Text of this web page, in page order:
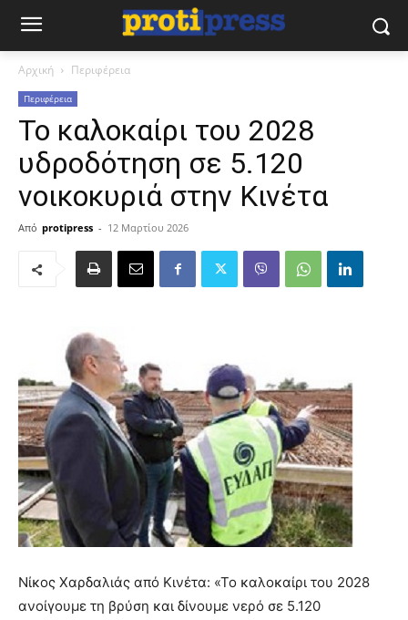
Αρχική Περιφέρεια
Περιφέρεια
Το καλοκαίρι του 2028
υδροδότηση σε 5.120
νοικοκυριά στην Κινέτα
Από protipress - 12 Μαρτίου 2026
Νίκος Χαρδαλιάς από Κινέτα: «Το καλοκαίρι του 2028
ανοίγουμε τη βρύση και δίνουμε νερό σε 5.120